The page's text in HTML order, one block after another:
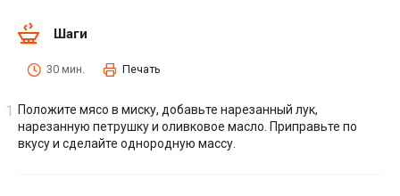
Шаги
30 мин. Печать
Положите мясо в миску, добавьте нарезанный лук,
нарезанную петрушку и оливковое масло. Приправьте по
вкусу и сделайте однородную массу.